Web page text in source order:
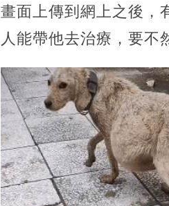
畫面上傳到網上之後，
人能帶他去治療，要不